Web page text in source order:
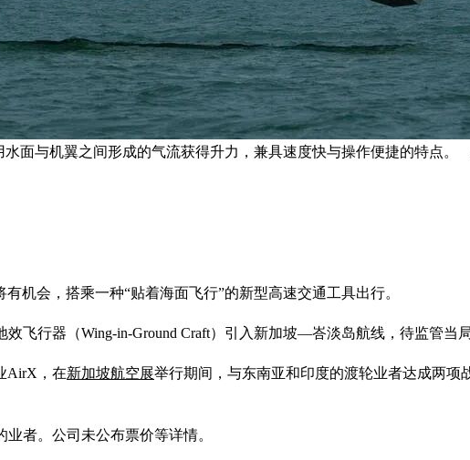
面与机翼之间形成的气流获得升力，兼具速度快与操作便捷的特点。
机会，搭乘一种“贴着海面飞行”的新型高速交通工具出行。
效飞行器（Wing-in-Ground Craft）引入新加坡—峇淡岛航线，待监管当
AirX，在新加坡航空展举行期间，与东南亚和印度的渡轮业者达成两项
业者。公司未公布票价等详情。